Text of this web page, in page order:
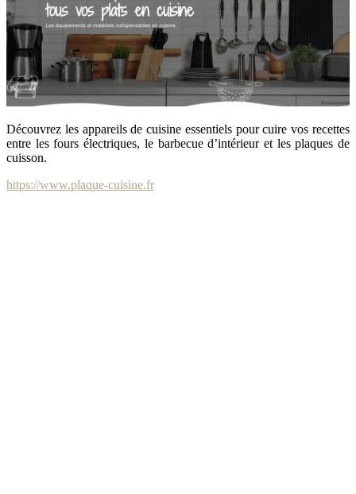
Découvrez les appareils de cuisine essentiels pour cuire vos recettes
entre les fours électriques, le barbecue d’intérieur et les plaques de
cuisson.
https://www.plaque-cuisine.fr